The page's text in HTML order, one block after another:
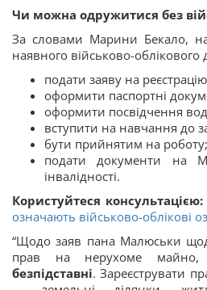
Чи можна одружитися без
За словами Марини Бекало, на
наявного військово-облікового
подати заяву на
оформити паспортні
оформити посвідчення
вступити на навчання до
бути прийнятим на роботу;
подати документи на
інвалідності.
Користуйтеся консультацією:
означають військово-облікові
“Щодо заяв пана Малюськи
прав на нерухоме
безпідставні. Зареєструвати